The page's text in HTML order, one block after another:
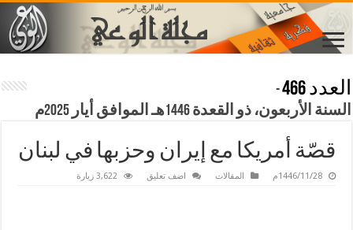
العدد 466
-
السنة الأربعون، ذو القعدة 1446هـ الموافق أيار 2025م
قصّة أمريكا مع إيران وحزبها في لبنان
1446/11/28م المقالات اضف تعليق 3,622 زيارة